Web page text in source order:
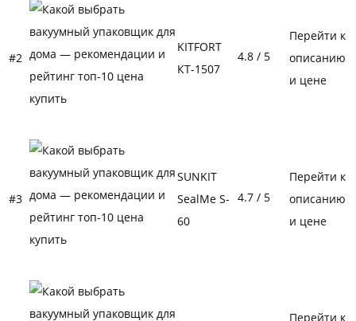
#2
KITFORT
КТ-1507
4.8 / 5
Перейти к
описанию
и цене
#3
SUNKIT
SealMe S-
60
4.7 / 5
Перейти к
описанию
и цене
Перейти к